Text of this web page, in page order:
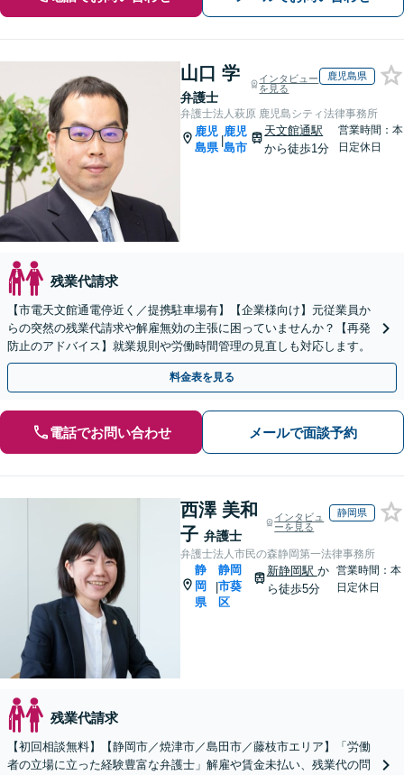
山口 学
弁護士
インタビュー
を見る
鹿児島県
弁護士法人萩原 鹿児島シティ法律事務所
鹿児
島県
|
鹿児
島市
天文館通駅
から徒歩1分
営業時間：本
日定休日
残業代請求
【市電天文館通電停近く／提携駐車場有】【企業様向け】元従業員か
らの突然の残業代請求や解雇無効の主張に困っていませんか？【再発
防止のアドバイス】就業規則や労働時間管理の見直しも対応します。
料金表を見る
電話でお問い合わせ メールで面談予約
西澤 美和
子 弁護士
インタビュ
ーを見る
静岡県
弁護士法人市民の森静岡第一法律事務所
静
岡
県
|
静岡
市葵
区
新静岡駅 か
ら徒歩5分
営業時間：本
日定休日
残業代請求
【初回相談無料】【静岡市／焼津市／島田市／藤枝市エリア】「労働
者の立場に立った経験豊富な弁護士」解雇や賃金未払い、残業代の問